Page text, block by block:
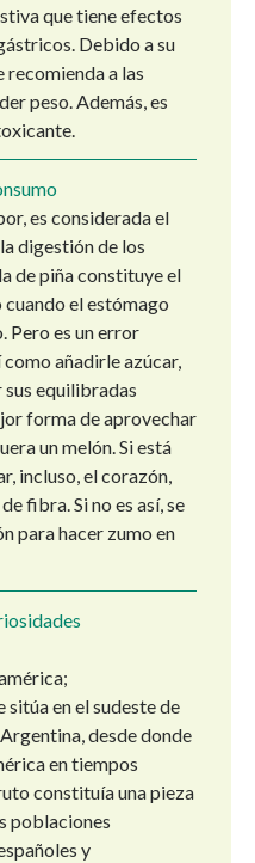
que tiene efectos
Debido a su
recomienda a las
peso. Además, es
es considerada el
digestión de los
de piña constituye el
el estómago
Pero es un error
añadirle azúcar,
sus equilibradas
forma de aprovechar
un melón. Si está
incluso, el corazón,
fibra. Si no es así, se
para hacer zumo en
sitúa en el sudeste de
desde donde
en tiempos
constituía una pieza
poblaciones
y